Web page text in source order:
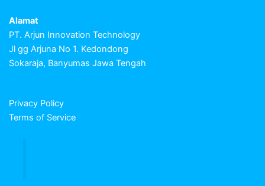
Alamat
PT. Arjun Innovation Technology
Jl gg Arjuna No 1. Kedondong
Sokaraja, Banyumas Jawa Tengah
Privacy Policy
Terms of Service